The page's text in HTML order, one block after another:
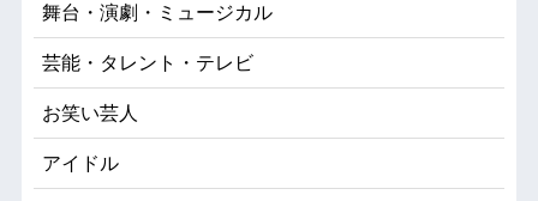
舞台・演劇・ミュージカル
芸能・タレント・テレビ
お笑い芸人
アイドル